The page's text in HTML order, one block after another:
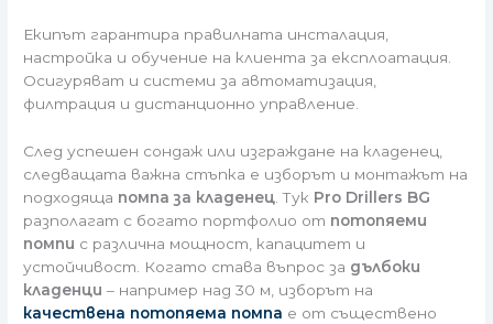
Екипът гарантира правилната инсталация,
настройка и обучение на клиента за експлоатация.
Осигуряват и системи за автоматизация,
филтрация и дистанционно управление.
След успешен сондаж или изграждане на кладенец,
следващата важна стъпка е изборът и монтажът на
подходяща помпа за кладенец . Тук Pro Drillers BG
разполагат с богато портфолио от потопяеми
помпи с различна мощност, капацитет и
устойчивост. Когато става въпрос за дълбоки
кладенци – например над 30 м, изборът на
качествена потопяема помпа е от съществено